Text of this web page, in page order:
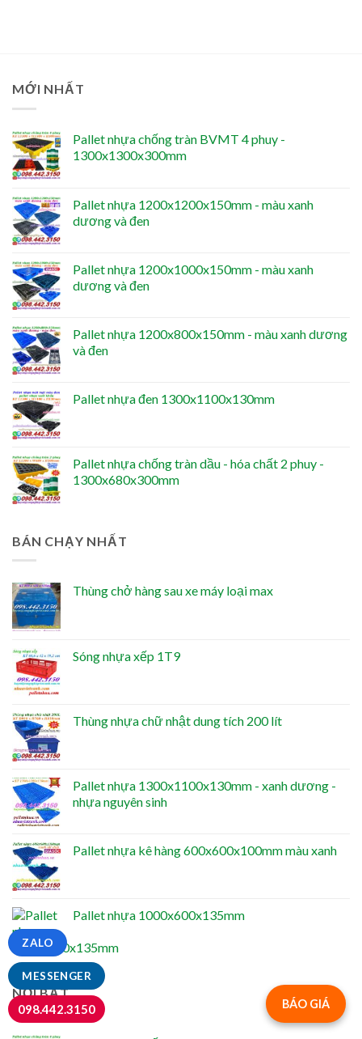
MỚI NHẤT
Pallet nhựa chống tràn BVMT 4 phuy -
1300x1300x300mm
Pallet nhựa 1200x1200x150mm - màu xanh
dương và đen
Pallet nhựa 1200x1000x150mm - màu xanh
dương và đen
Pallet nhựa 1200x800x150mm - màu xanh dương
và đen
Pallet nhựa đen 1300x1100x130mm
Pallet nhựa chống tràn dầu - hóa chất 2 phuy -
1300x680x300mm
BÁN CHẠY NHẤT
Thùng chở hàng sau xe máy loại max
Sóng nhựa xếp 1T9
Thùng nhựa chữ nhật dung tích 200 lít
Pallet nhựa 1300x1100x130mm - xanh dương -
nhựa nguyên sinh
Pallet nhựa kê hàng 600x600x100mm màu xanh
Pallet nhựa 1000x600x135mm
NỔI BẬT
BÁO GIÁ
MESSENGER
ZALO
098.442.3150